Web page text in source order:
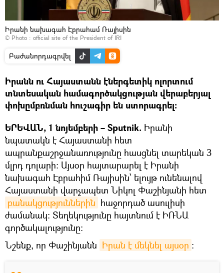
Իրանի նախագահ Էբրահամ Ռայիսին
© Photo : official site of the President of IRI
Բաժանորդագրվել
Իրանն ու Հայաստանն էներգետիկ ոլորտում
տնտեսական համագործակցության վերաբերյալ
փոխըմբռնման հուշագիր են ստորագրել։
ԵՐԵՎԱՆ, 1 նոյեմբերի – Sputnik. Իրանի
նպատակն է Հայաստանի հետ
ապրանքաշրջանառությունը հասցնել տարեկան 3
մլրդ դոլարի։ Այսօր հայտարարել է Իրանի
նախագահ Էբրահիմ Ռայիսին՝ ելույթ ունենալով
Հայաստանի վարչապետ Նիկոլ Փաշինյանի հետ
բանակցություններին հաջորդած ասուլիսի
ժամանակ։ Տեղեկությունը հայտնում է ԻՌՆԱ
գործակալությունը։
Նշենք, որ Փաշինյանն Իրան է մեկնել այսօր ։